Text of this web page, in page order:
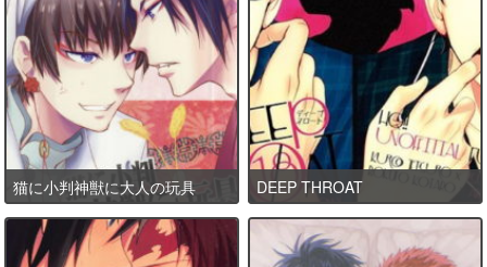
猫に小判神獣に大人の玩具 DEEP THROAT